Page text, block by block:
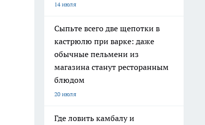
14 июля
Сыпьте всего две щепотки в
кастрюлю при варке: даже
обычные пельмени из
магазина станут ресторанным
блюдом
20 июля
Где ловить камбалу и